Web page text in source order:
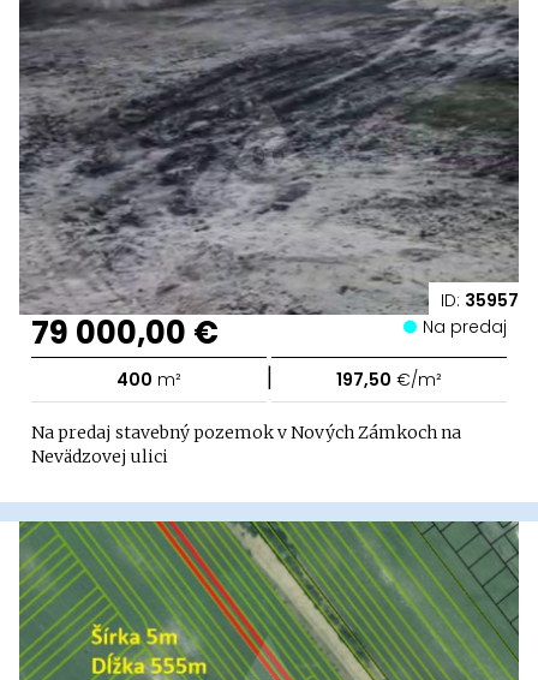
ID: 35957
79 000,00 € Na predaj
400 m² | 197,50 €/m²
Na predaj stavebný pozemok v Nových Zámkoch na
Nevädzovej ulici